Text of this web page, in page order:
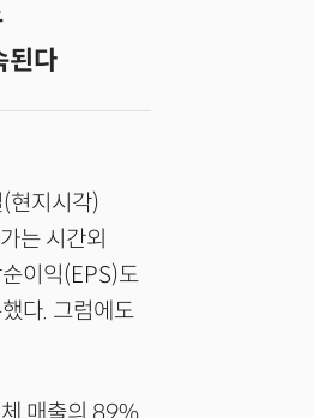
된다
현지시각)
는 시간외
이익(EPS)도
다. 그럼에도
매출의 89%